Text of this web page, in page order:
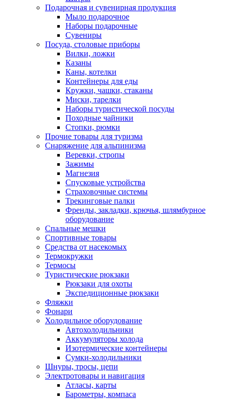
Подарочная и сувенирная продукция
Мыло подарочное
Наборы подарочные
Сувениры
Посуда, столовые приборы
Вилки, ложки
Казаны
Каны, котелки
Контейнеры для еды
Кружки, чашки, стаканы
Миски, тарелки
Наборы туристической посуды
Походные чайники
Стопки, рюмки
Прочие товары для туризма
Снаряжение для альпинизма
Веревки, стропы
Зажимы
Магнезия
Спусковые устройства
Страховочные системы
Трекинговые палки
Френды, закладки, крючья, шлямбурное
оборудование
Спальные мешки
Спортивные товары
Средства от насекомых
Термокружки
Термосы
Туристические рюкзаки
Рюкзаки для охоты
Экспедиционные рюкзаки
Фляжки
Фонари
Холодильное оборудование
Автохолодильники
Аккумуляторы холода
Изотермические контейнеры
Сумки-холодильники
Шнуры, тросы, цепи
Электротовары и навигация
Атласы, карты
Барометры, компаса